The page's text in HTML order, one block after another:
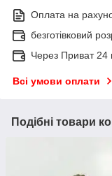
Оплата на
безготівковий
Через Приват 24
Всі умови оплати
Подібні товари